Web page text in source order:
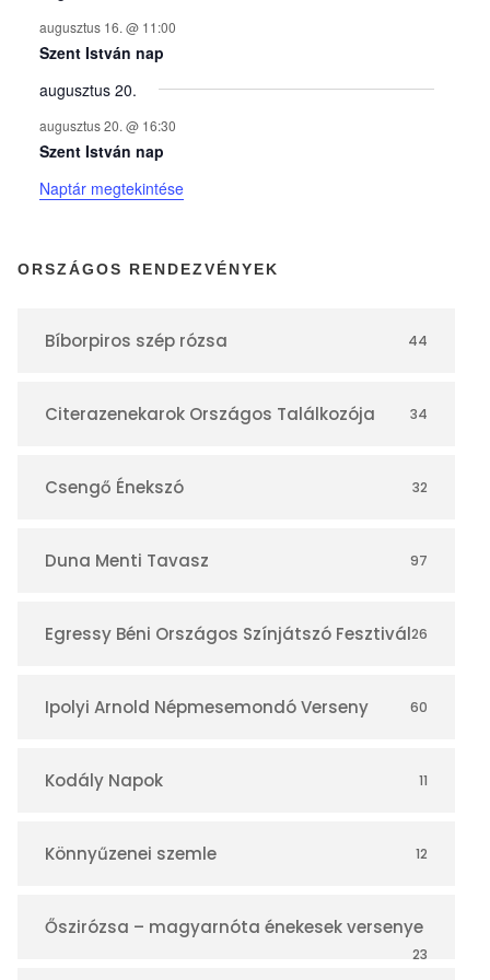
y
e
k
n
a
á
r
augusztus 16. @ 11:00
Szent István nap
augusztus 20.
augusztus 20. @ 16:30
Szent István nap
Naptár megtekintése
ORSZÁGOS RENDEZVÉNYEK
Bíborpiros szép rózsa 44
Citerazenekarok Országos Találkozója 34
Csengő Énekszó 32
Duna Menti Tavasz 97
Egressy Béni Országos Színjátszó Fesztivál26
Ipolyi Arnold Népmesemondó Verseny 60
Kodály Napok 11
Könnyűzenei szemle 12
Őszirózsa – magyarnóta énekesek versenye
23